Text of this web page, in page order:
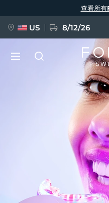
查看所
US 8/12/26
FAQ™ Pure Beauty-
BREAKING NEWS
Svenska
Türkçe
简体中